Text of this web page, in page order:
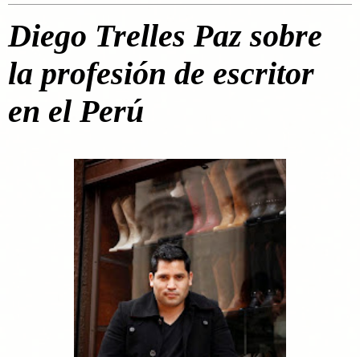
Diego Trelles Paz sobre
la profesión de escritor
en el Perú